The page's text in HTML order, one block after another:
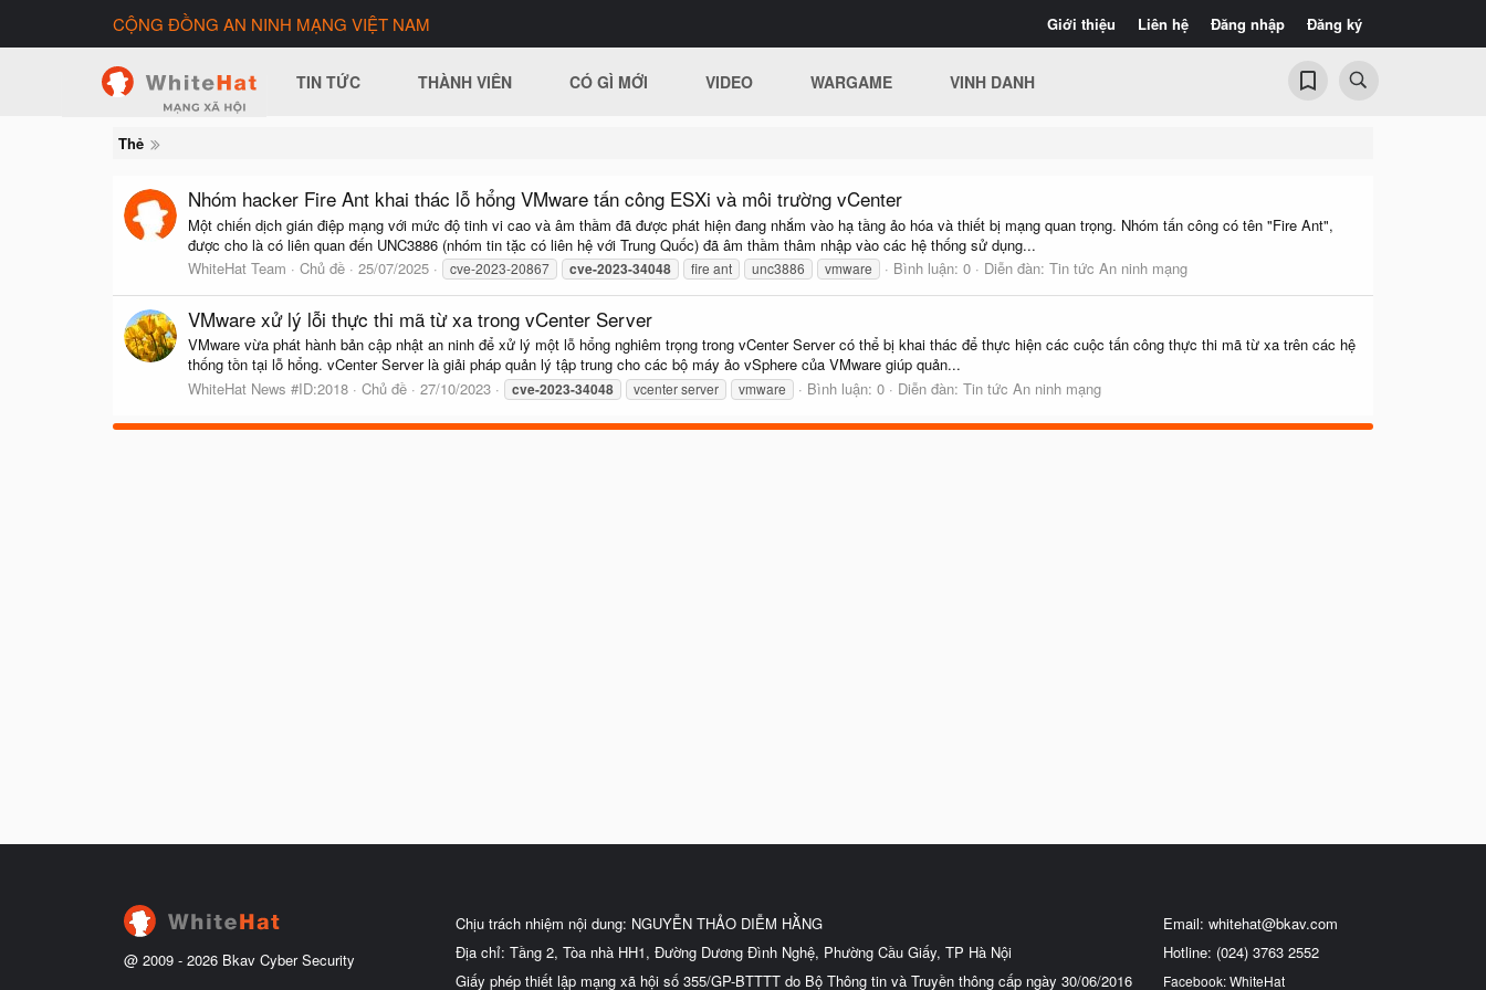
Giới thiệu Liên hệ Đăng nhập Đăng ký
CỘNG ĐỒNG AN NINH MẠNG VIỆT NAM
TIN TỨC THÀNH VIÊN CÓ GÌ MỚI VIDEO WARGAME VINH DANH
Thẻ
Nhóm hacker Fire Ant khai thác lỗ hổng VMware tấn công ESXi và môi trường vCenter
Một chiến dịch gián điệp mạng với mức độ tinh vi cao và âm thầm đã được phát hiện đang nhắm vào hạ tầng ảo hóa và thiết bị mạng quan trọng. Nhóm tấn công có tên "Fire Ant",
được cho là có liên quan đến UNC3886 (nhóm tin tặc có liên hệ với Trung Quốc) đã âm thầm thâm nhập vào các hệ thống sử dụng...
WhiteHat Team
Chủ đề 25/07/2025 cve-2023-20867 cve-2023-34048 fire ant unc3886 vmware Bình luận: 0 Diễn đàn: Tin tức An ninh mạng
VMware xử lý lỗi thực thi mã từ xa trong vCenter Server
VMware vừa phát hành bản cập nhật an ninh để xử lý một lỗ hổng nghiêm trọng trong vCenter Server có thể bị khai thác để thực hiện các cuộc tấn công thực thi mã từ xa trên các hệ
thống tồn tại lỗ hổng. vCenter Server là giải pháp quản lý tập trung cho các bộ máy ảo vSphere của VMware giúp quản...
WhiteHat News #ID:2018
Chủ đề 27/10/2023 cve-2023-34048 vcenter server vmware Bình luận: 0 Diễn đàn: Tin tức An ninh mạng
@ 2009 - 2026 Bkav Cyber Security
Chịu trách nhiệm nội dung: NGUYỄN THẢO DIỄM HẰNG
Địa chỉ: Tầng 2, Tòa nhà HH1, Đường Dương Đình Nghệ, Phường Cầu Giấy, TP Hà Nội
Giấy phép thiết lập mạng xã hội số 355/GP-BTTTT do Bộ Thông tin và Truyền thông cấp ngày 30/06/2016
Email: whitehat@bkav.com
Hotline: (024) 3763 2552
Facebook: WhiteHat